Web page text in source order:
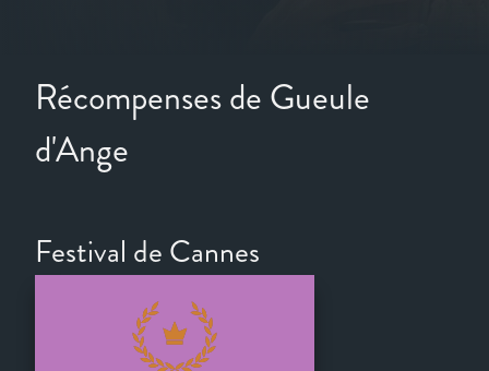
Récompenses de Gueule
d'Ange
Festival de Cannes